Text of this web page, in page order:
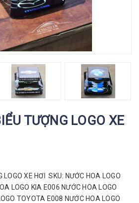
TƯỢNG LOGO XE
LOGO XE HƠI SKU: NƯỚC HOA LOGO
LOGO KIA E006 NƯỚC HOA LOGO
TOYOTA E008 NƯỚC HOA LOGO